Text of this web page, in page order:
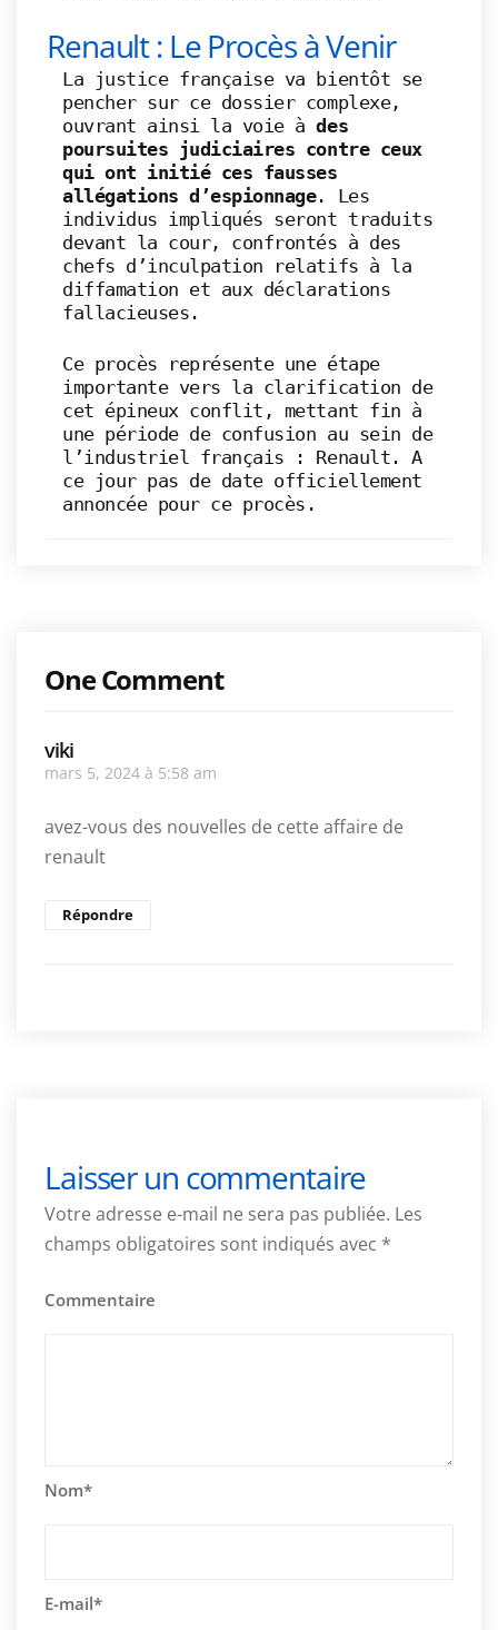
Renault : Le Procès à Venir
La justice française va bientôt se
pencher sur ce dossier complexe,
ouvrant ainsi la voie àdes
poursuites judiciaires contre ceux
qui ont initié ces fausses
allégations d’espionnage. Les
individus impliqués seront traduits
devant la cour, confrontés à des
chefs d’inculpation relatifs à la
diffamation et aux déclarations
fallacieuses.
Ce procès représente une étape
importante vers la clarification de
cet épineux conflit, mettant fin à
une période de confusion au sein de
l’industriel français : Renault. A
ce jour pas de date officiellement
annoncée pour ce procès.
One Comment
viki
mars 5, 2024 à 5:58 am
avez-vous des nouvelles de cette affaire de
renault
Répondre
Laisser un commentaire
Votre adresse e-mail ne sera pas publiée. Les
champs obligatoires sont indiqués avec *
Commentaire
Nom*
E-mail*